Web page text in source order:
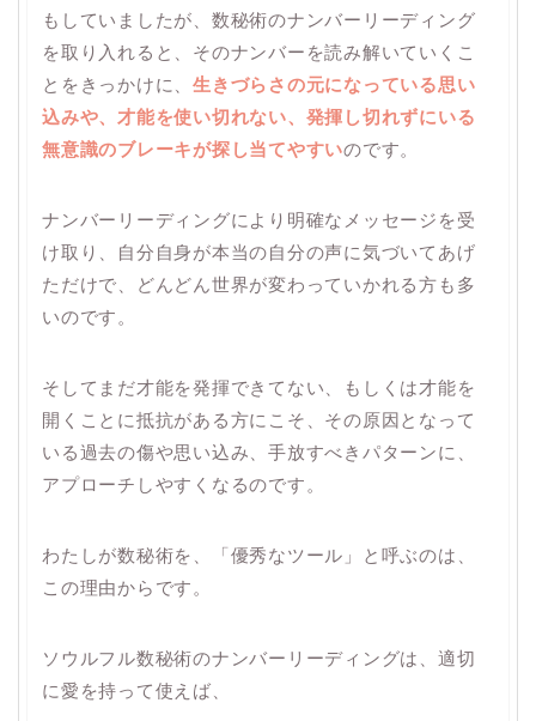
もしていましたが、数秘術のナンバーリーディング
を取り入れると、そのナンバーを読み解いていくこ
とをきっかけに、生きづらさの元になっている思い
込みや、才能を使い切れない、発揮し切れずにいる
無意識のブレーキが探し当てやすいのです。
ナンバーリーディングにより明確なメッセージを受
け取り、自分自身が本当の自分の声に気づいてあげ
ただけで、どんどん世界が変わっていかれる方も多
いのです。
そしてまだ才能を発揮できてない、もしくは才能を
開くことに抵抗がある方にこそ、その原因となって
いる過去の傷や思い込み、手放すべきパターンに、
アプローチしやすくなるのです。
わたしが数秘術を、「優秀なツール」と呼ぶのは、
この理由からです。
ソウルフル数秘術のナンバーリーディングは、適切
に愛を持って使えば、